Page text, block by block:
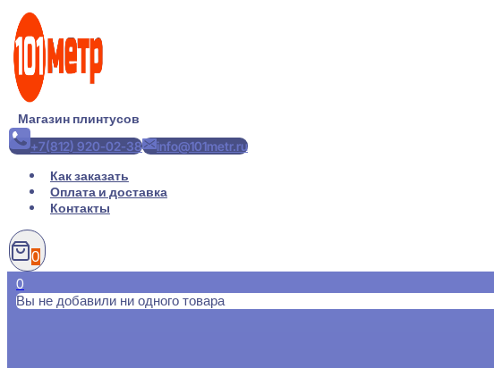
Перейти
содержимому
Магазин плинтусов
+7(812) 920-02-38
info@101metr.ru
Как заказать
Оплата и доставка
Контакты
0
0
Вы не добавили ни одного товара